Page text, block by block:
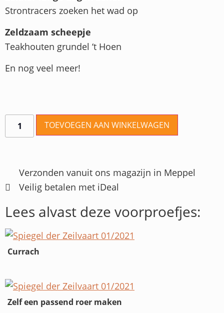
Strontracers zoeken het wad op
Zeldzaam scheepje
Teakhouten grundel ‘t Hoen
En nog veel meer!
TOEVOEGEN AAN WINKELWAGEN
Verzonden vanuit ons magazijn in Meppel
Veilig betalen met iDeal
Lees alvast deze voorproefjes:
Currach
Zelf een passend roer maken